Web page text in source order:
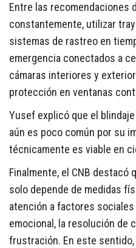
Entre las recomendaciones
constantemente, utilizar
sistemas de rastreo en
emergencia conectados a
cámaras interiores y
protección en ventanas
Yusef explicó que el
aún es poco común por su
técnicamente es viable en
Finalmente, el CNB destacó
solo depende de medidas
atención a factores
emocional, la resolución de
frustración. En este